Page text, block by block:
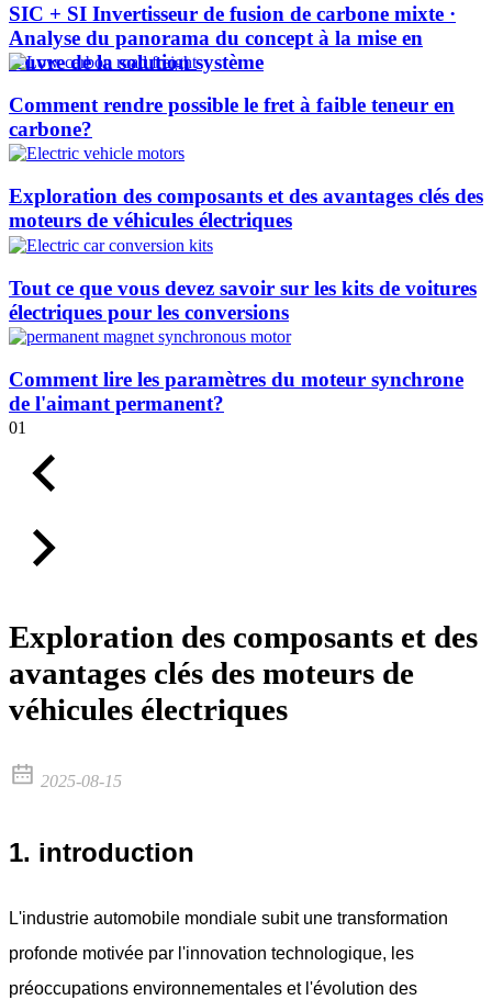
SIC + SI Invertisseur de fusion de carbone mixte ·
Analyse du panorama du concept à la mise en
œuvre de la solution système
Comment rendre possible le fret à faible teneur en
carbone?
Exploration des composants et des avantages clés des
moteurs de véhicules électriques
Tout ce que vous devez savoir sur les kits de voitures
électriques pour les conversions
Comment lire les paramètres du moteur synchrone
de l'aimant permanent?
01
Exploration des composants et des
avantages clés des moteurs de
véhicules électriques
2025-08-15
1. introduction
L'industrie automobile mondiale subit une transformation
profonde motivée par l'innovation technologique, les
préoccupations environnementales et l'évolution des